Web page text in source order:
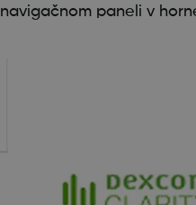
navigačnom paneli v